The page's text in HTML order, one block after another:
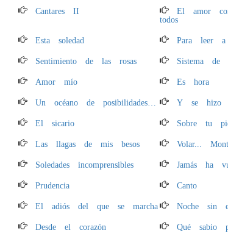
Cantares II
El amor
todos
Esta soledad Para leer
Sentimiento de las rosas Sistema de
Amor mío Es hora
Un océano de posibilidades… Y se hizo
El sicario Sobre tu
Las llagas de mis besos Volar...
Soledades incomprensibles Jamás ha
Prudencia Canto
El adiós del que se marcha Noche sin
Desde el corazón Qué sabio